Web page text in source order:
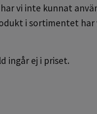
vi inte kunnat
i sortimentet
ingår ej i priset.